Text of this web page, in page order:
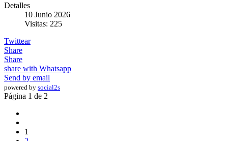
Detalles
10 Junio 2026
Visitas: 225
Twittear
Share
Share
share with Whatsapp
Send by email
powered by social2s
Página 1 de 2
1